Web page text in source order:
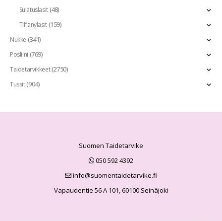
Sulatuslasit(48)
Tiffanylasit(159)
Nukke (341)
Posliini (769)
Taidetarvikkeet(2750)
Tussit(904)
Suomen Taidetarvike
050 592 4392
info@suomentaidetarvike.fi
Vapaudentie 56 A 101, 60100 Seinäjoki